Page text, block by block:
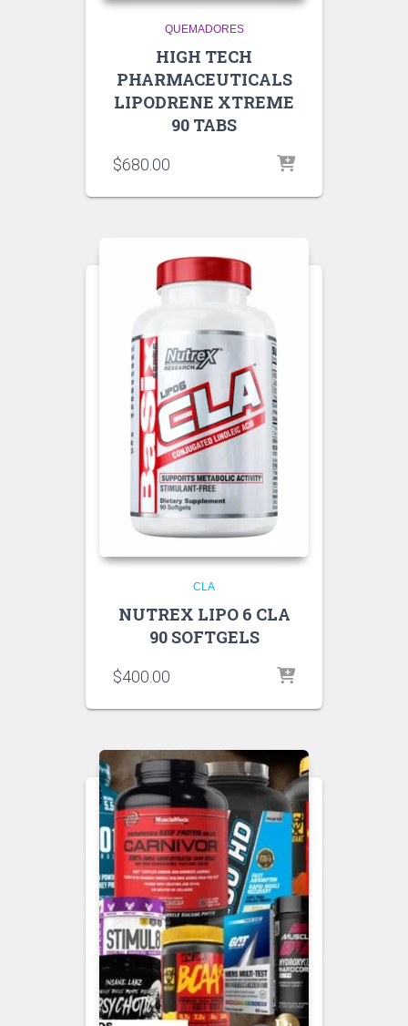
QUEMADORES
HIGH TECH
PHARMACEUTICALS
LIPODRENE XTREME
90 TABS
$680.00
CLA
NUTREX LIPO 6 CLA
90 SOFTGELS
$400.00